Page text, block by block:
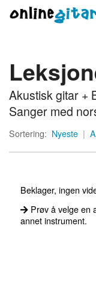
Meny
Logg inn
Bli medlem
Om onlinegitar.no
Akustisk gitar +
Sanger med
Sortering: Nyeste |
Beklager, ingen
Prøv å velge en
annet instrument.